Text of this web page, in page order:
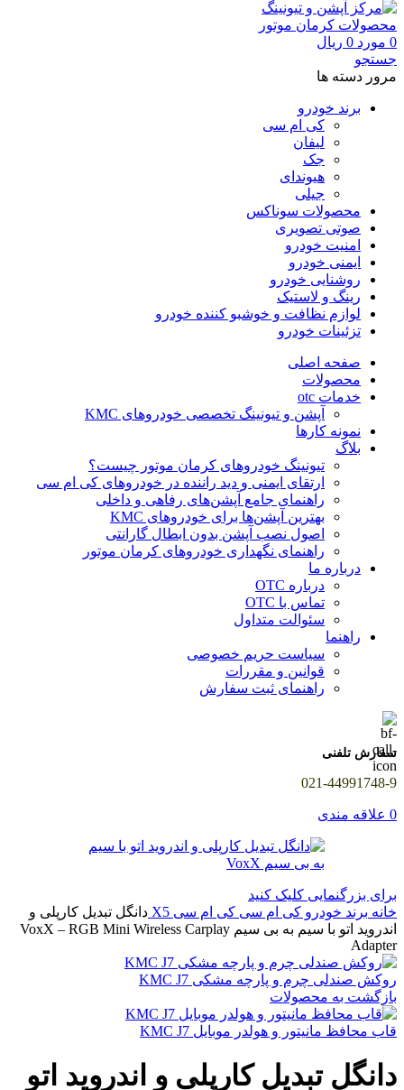
0 مورد 0 ریال
جستجو
مرور دسته ها
برند خودرو
کی ام سی
لیفان
جک
هیوندای
جیلی
محصولات سوناکس
صوتی تصویری
امنیت خودرو
ایمنی خودرو
روشنایی خودرو
رینگ و لاستیک
لوازم نظافت و خوشبو کننده خودرو
تزئینات خودرو
صفحه اصلی
محصولات
خدمات otc
آپشن و تیونینگ تخصصی خودروهای KMC
نمونه کارها
بلاگ
تیونینگ خودروهای کرمان موتور چیست؟
ارتقای ایمنی و دید راننده در خودروهای کی ام سی
راهنمای جامع آپشن‌های رفاهی و داخلی
بهترین آپشن‌ها برای خودروهای KMC
اصول نصب آپشن بدون ابطال گارانتی
راهنمای نگهداری خودروهای کرمان موتور
درباره ما
درباره OTC
تماس با OTC
سئوالت متداول
راهنما
سیاست حریم خصوصی
قوانین و مقررات
راهنمای ثبت سفارش
سفارش تلفنی
021-44991748-9
0 علاقه مندی
برای بزرگنمایی کلیک کنید
خانه برند خودرو کی ام سی کی ام سی X5
دانگل تبدیل کارپلی و
اندروید اتو با سیم به بی سیم VoxX – RGB Mini Wireless Carplay
Adapter
روکش صندلی چرم و پارچه مشکی KMC J7
بازگشت به محصولات
قاب محافظ مانیتور و هولدر موبایل KMC J7
دانگل تبدیل کارپلی و اندروید اتو